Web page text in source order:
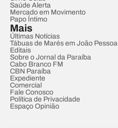
Saúde Alerta
Mercado em Movimento
Papo Íntimo
Mais
Últimas Notícias
Tábuas de Marés em João Pessoa
Editais
Sobre o Jornal da Paraíba
Cabo Branco FM
CBN Paraíba
Expediente
Comercial
Fale Conosco
Política de Privacidade
Espaço Opinião